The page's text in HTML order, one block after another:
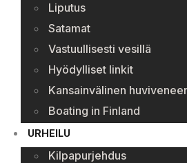
Liputus
Satamat
Vastuullisesti vesillä
Hyödylliset linkit
Kansainvälinen
Boating in Finland
URHEILU
Kilpapurjehdus